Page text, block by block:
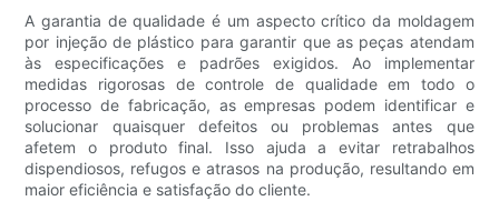
A garantia de qualidade é um aspecto crítico da moldagem
por injeção de plástico para garantir que as peças atendam
às especificações e padrões exigidos. Ao implementar
medidas rigorosas de controle de qualidade em todo o
processo de fabricação, as empresas podem identificar e
solucionar quaisquer defeitos ou problemas antes que
afetem o produto final. Isso ajuda a evitar retrabalhos
dispendiosos, refugos e atrasos na produção, resultando em
maior eficiência e satisfação do cliente.